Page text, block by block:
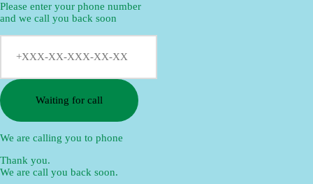
Please enter your phone number
and we call you back soon
Waiting for call
We are calling you to phone
Thank you.
We are call you back soon.